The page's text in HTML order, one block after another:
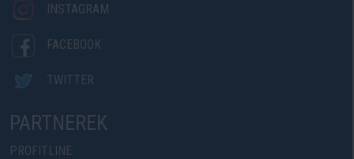
INSTAGRAM
FACEBOOK
TWITTER
PARTNEREK
PROFITLINE